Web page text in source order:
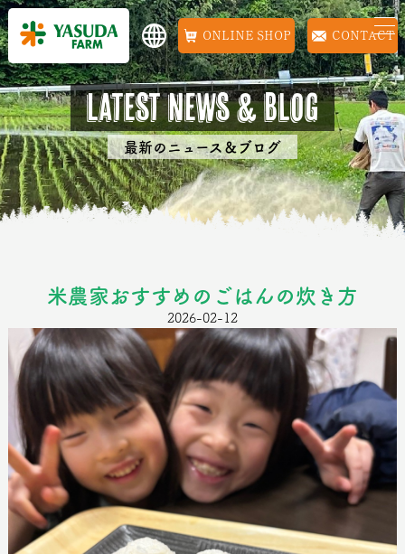
ONLINE SHOP CONTACT
Latest news & Blog
最新のニュース＆ブログ
米農家おすすめのごはんの炊き方
2026-02-12